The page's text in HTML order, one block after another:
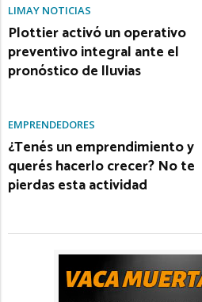
LIMAY NOTICIAS
Plottier activó un operativo
preventivo integral ante el
pronóstico de lluvias
EMPRENDEDORES
¿Tenés un emprendimiento y
querés hacerlo crecer? No te
pierdas esta actividad